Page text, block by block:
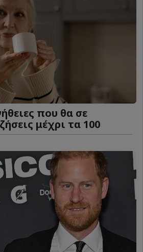
που θα σε
μέχρι τα 100